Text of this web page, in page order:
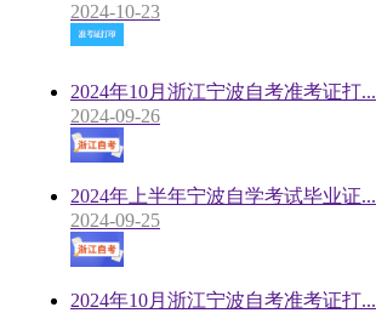
2024-10-23
2024年10月浙江宁波自考准考证打...
2024-09-26
2024年上半年宁波自学考试毕业证...
2024-09-25
2024年10月浙江宁波自考准考证打...